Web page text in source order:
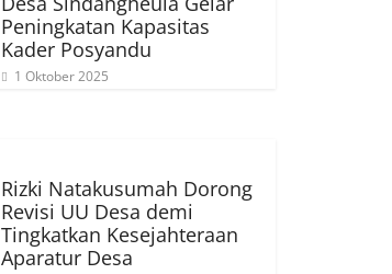
Peningkatan Kapasitas
Kader Posyandu
1 Oktober 2025
Rizki Natakusumah Dorong
Revisi UU Desa demi
Tingkatkan Kesejahteraan
Aparatur Desa